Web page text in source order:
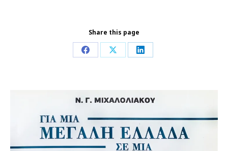
Share this page
Share Share Share